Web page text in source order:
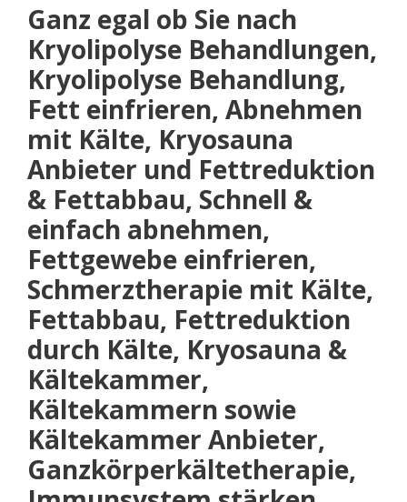
Ganz egal ob Sie nach
Kryolipolyse Behandlungen,
Kryolipolyse Behandlung,
Fett einfrieren, Abnehmen
mit Kälte, Kryosauna
Anbieter und Fettreduktion
& Fettabbau, Schnell &
einfach abnehmen,
Fettgewebe einfrieren,
Schmerztherapie mit Kälte,
Fettabbau, Fettreduktion
durch Kälte, Kryosauna &
Kältekammer,
Kältekammern sowie
Kältekammer Anbieter,
Ganzkörperkältetherapie,